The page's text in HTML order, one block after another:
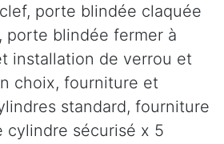
porte blindée claquée
porte blindée fermer à
installation de verrou et
choix, fourniture et
standard, fourniture
cylindre sécurisé x 5